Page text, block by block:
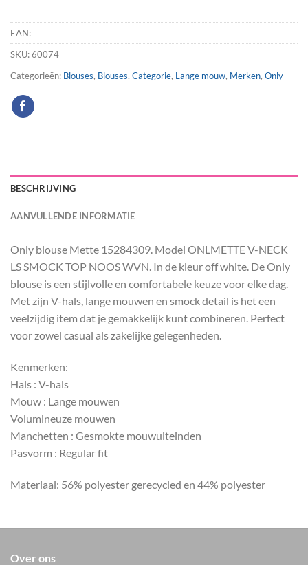
EAN:
SKU:60074
Categorieën: Blouses, Blouses, Categorie, Lange mouw, Merken, Only
BESCHRIJVING
AANVULLENDE INFORMATIE
Only blouse Mette 15284309. Model ONLMETTE V-NECK
LS SMOCK TOP NOOS WVN. In de kleur off white. De Only
blouse is een stijlvolle en comfortabele keuze voor elke dag.
Met zijn V-hals, lange mouwen en smock detail is het een
veelzijdig item dat je gemakkelijk kunt combineren. Perfect
voor zowel casual als zakelijke gelegenheden.
Kenmerken:
Hals : V-hals
Mouw : Lange mouwen
Volumineuze mouwen
Manchetten : Gesmokte mouwuiteinden
Pasvorm : Regular fit
Materiaal: 56% polyester gerecycled en 44% polyester
Over ons